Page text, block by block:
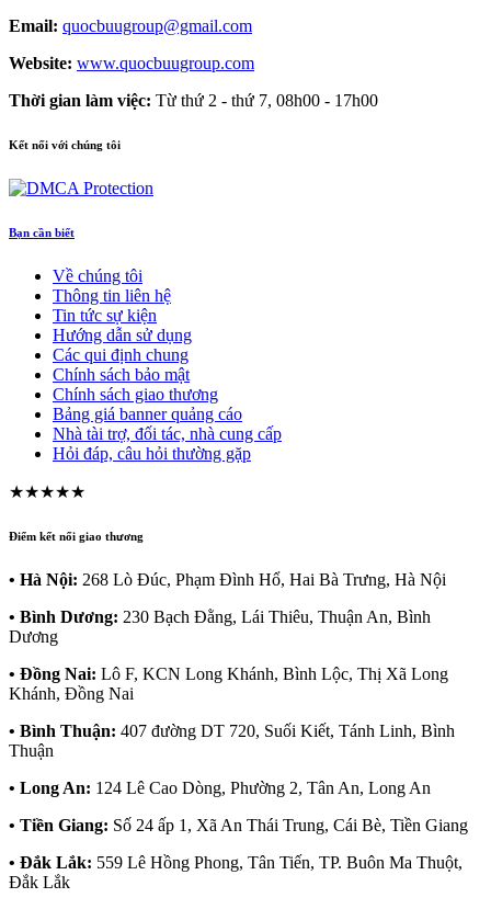
Email: quocbuugroup@gmail.com
Website: www.quocbuugroup.com
Thời gian làm việc: Từ thứ 2 - thứ 7, 08h00 - 17h00
Kết nối với chúng tôi
Bạn cần biết
Về chúng tôi
Thông tin liên hệ
Tin tức sự kiện
Hướng dẫn sử dụng
Các qui định chung
Chính sách bảo mật
Chính sách giao thương
Bảng giá banner quảng cáo
Nhà tài trợ, đối tác, nhà cung cấp
Hỏi đáp, câu hỏi thường gặp
★★★★★
Điểm kết nối giao thương
• Hà Nội: 268 Lò Đúc, Phạm Đình Hổ, Hai Bà Trưng, Hà Nội
• Bình Dương: 230 Bạch Đằng, Lái Thiêu, Thuận An, Bình
Dương
• Đồng Nai: Lô F, KCN Long Khánh, Bình Lộc, Thị Xã Long
Khánh, Đồng Nai
• Bình Thuận: 407 đường DT 720, Suối Kiết, Tánh Linh, Bình
Thuận
• Long An: 124 Lê Cao Dòng, Phường 2, Tân An, Long An
• Tiền Giang: Số 24 ấp 1, Xã An Thái Trung, Cái Bè, Tiền Giang
• Đắk Lắk: 559 Lê Hồng Phong, Tân Tiến, TP. Buôn Ma Thuột,
Đắk Lắk